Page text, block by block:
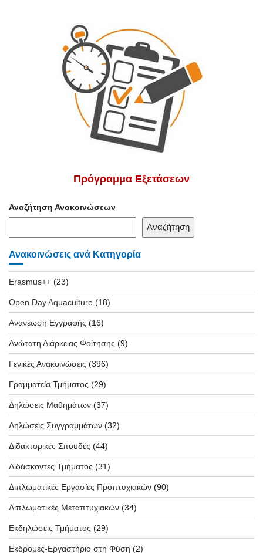
Πρόγραμμα Εξετάσεων
Αναζήτηση Ανακοινώσεων
Αναζήτηση
Ανακοινώσεις ανά Κατηγορία
Erasmus++ (23)
Open Day Aquaculture (18)
Ανανέωση Εγγραφής (16)
Ανώτατη Διάρκειας Φοίτησης (9)
Γενικές Ανακοινώσεις (396)
Γραμματεία Τμήματος (29)
Δηλώσεις Μαθημάτων (37)
Δηλώσεις Συγγραμμάτων (32)
Διδακτορικές Σπουδές (44)
Διδάσκοντες Τμήματος (31)
Διπλωματικές Εργασίες Προπτυχιακών (90)
Διπλωματικές Μεταπτυχιακών (34)
Εκδηλώσεις Τμήματος (29)
Εκδρομές-Εργαστήριο στη Φύση (2)